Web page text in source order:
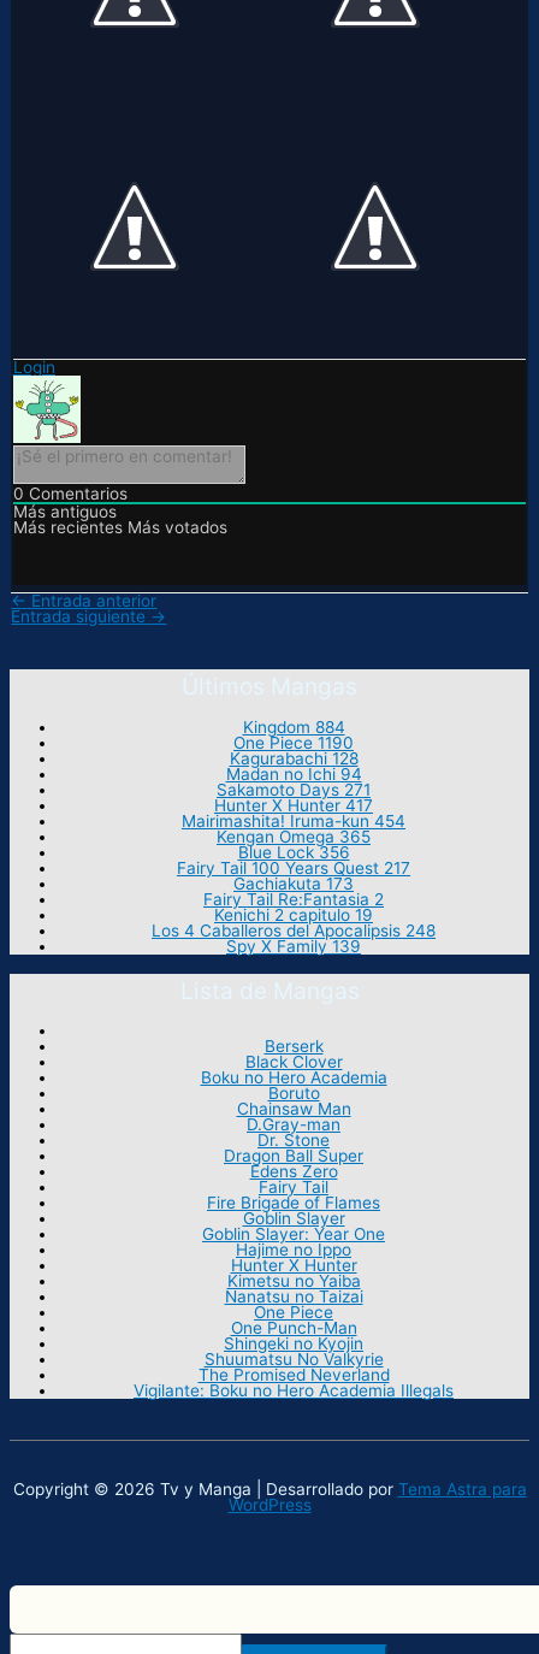
Login
0 Comentarios
Más antiguos
Más recientes Más votados
← Entrada anterior
Entrada siguiente →
Últimos Mangas
Kingdom 884
One Piece 1190
Kagurabachi 128
Madan no Ichi 94
Sakamoto Days 271
Hunter X Hunter 417
Mairimashita! Iruma-kun 454
Kengan Omega 365
Blue Lock 356
Fairy Tail 100 Years Quest 217
Gachiakuta 173
Fairy Tail Re:Fantasia 2
Kenichi 2 capitulo 19
Los 4 Caballeros del Apocalipsis 248
Spy X Family 139
Lista de Mangas
Berserk
Black Clover
Boku no Hero Academia
Boruto
Chainsaw Man
D.Gray-man
Dr. Stone
Dragon Ball Super
Edens Zero
Fairy Tail
Fire Brigade of Flames
Goblin Slayer
Goblin Slayer: Year One
Hajime no Ippo
Hunter X Hunter
Kimetsu no Yaiba
Nanatsu no Taizai
One Piece
One Punch-Man
Shingeki no Kyojin
Shuumatsu No Valkyrie
The Promised Neverland
Vigilante: Boku no Hero Academia Illegals
Copyright © 2026 Tv y Manga | Desarrollado por Tema Astra para
WordPress